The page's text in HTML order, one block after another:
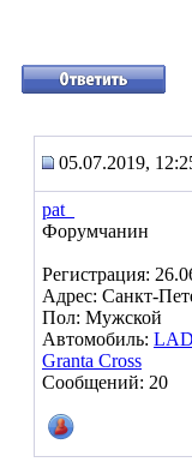
05.07.2019,
pat_
Форумчанин
Регистрация:
Адрес: Санкт-
Пол: Мужской
Автомобиль:
Granta Cross
Сообщений: 20